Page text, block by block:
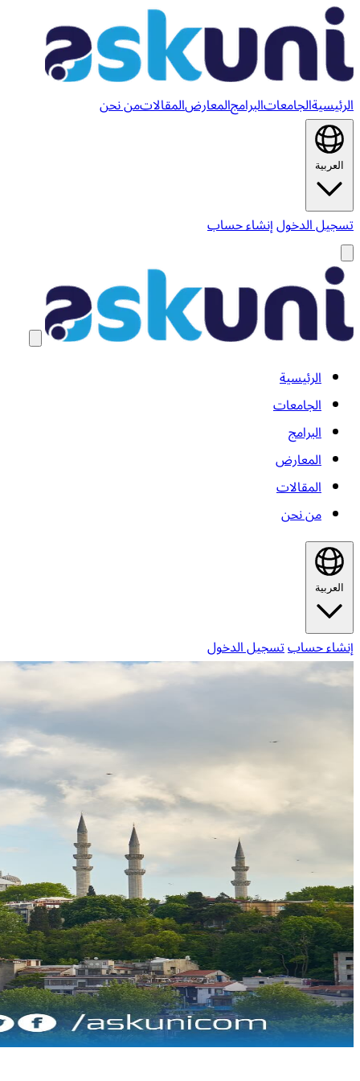
الرئيسيةالجامعاتالبرامجالمعارضالمقالاتمن نحن
العربية
تسجيل الدخولإنشاء حساب
الرئيسية
الجامعات
البرامج
المعارض
المقالات
من نحن
العربية
إنشاء حسابتسجيل الدخول